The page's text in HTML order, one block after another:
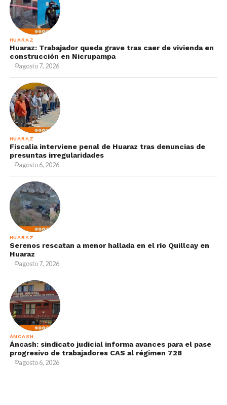
HUARAZ
Huaraz: Trabajador queda grave tras caer de vivienda en
construcción en Nicrupampa
agosto 7, 2026
HUARAZ
Fiscalía interviene penal de Huaraz tras denuncias de
presuntas irregularidades
agosto 6, 2026
HUARAZ
Serenos rescatan a menor hallada en el río Quillcay en
Huaraz
agosto 7, 2026
ÁNCASH
Áncash: sindicato judicial informa avances para el pase
progresivo de trabajadores CAS al régimen 728
agosto 6, 2026